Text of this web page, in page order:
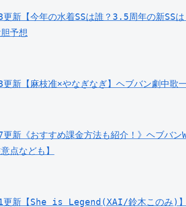
新【今年の水着SSは誰？3.5周年の新SSは
予想
新【麻枝准×やなぎなぎ】ヘブバン劇中歌
《おすすめ課金方法も紹介！》ヘブバン
点なども】
新【She is Legend(XAI/鈴木このみ)】